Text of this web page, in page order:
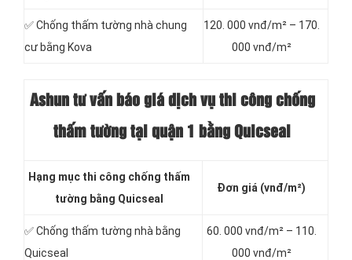
✅ Chống thấm tường nhà chung
cư bằng Kova
120. 000 vnđ/m² – 170.
000 vnđ/m²
Ashun tư vấn báogiá dịch vụ thi công chống
thấm tường tại quận 1 bằng Quicseal
Hạng mục thi công chống thấm
tường bằng Quicseal
Đơn giá (vnđ/m²)
✅ Chống thấm tường nhà bằng
Quicseal
60. 000 vnđ/m² – 110.
000 vnđ/m²